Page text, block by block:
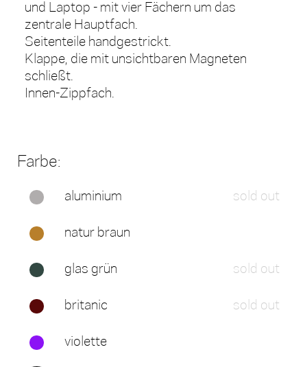
und Laptop - mit vier Fächern um das
zentrale Hauptfach.
Seitenteile handgestrickt.
Klappe, die mit unsichtbaren Magneten
schließt.
Innen-Zippfach.
Farbe:
aluminium sold out
natur braun
glas grün sold out
britanic sold out
violette